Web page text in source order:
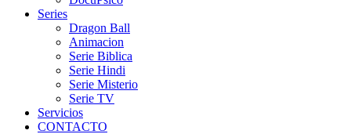
Series
Dragon Ball
Animacion
Serie Biblica
Serie Hindi
Serie Misterio
Serie TV
Servicios
CONTACTO